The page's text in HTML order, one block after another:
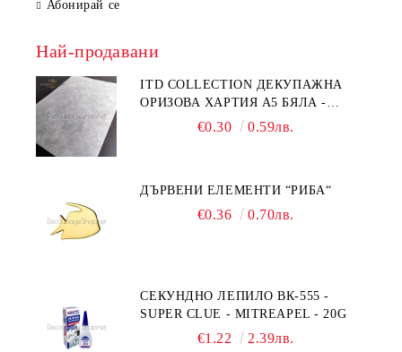
Абонирай се
Най-продавани
ITD COLLECTION ДЕКУПАЖНА
ОРИЗОВА ХАРТИЯ А5 БЯЛА -
€0.30 0.59лв.
ДЪРВЕНИ ЕЛЕМЕНТИ “РИБА“
€0.36 0.70лв.
СЕКУНДНО ЛЕПИЛО ВК-555 -
SUPER CLUE - MITREAPEL - 20G
€1.22 2.39лв.